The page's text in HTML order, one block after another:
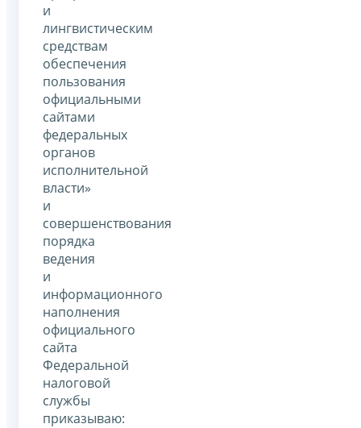
и
лингвистическим
средствам
обеспечения
пользования
официальными
сайтами
федеральных
органов
исполнительной
власти»
и
совершенствования
порядка
ведения
и
информационного
наполнения
официального
сайта
Федеральной
налоговой
службы
приказываю: